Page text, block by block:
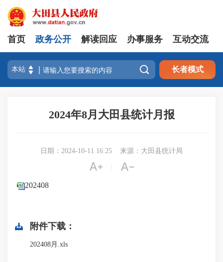
首页 政务公开 解读回应 办事服务 互动交流
 长者模式
2024年8月大田县统计月报
日期：2024-10-11 16:25 来源：大田县统计局
 
202408
附件下载：
202408月.xls